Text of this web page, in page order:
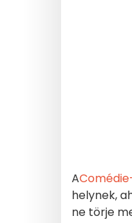
A
helynek,
ne törje